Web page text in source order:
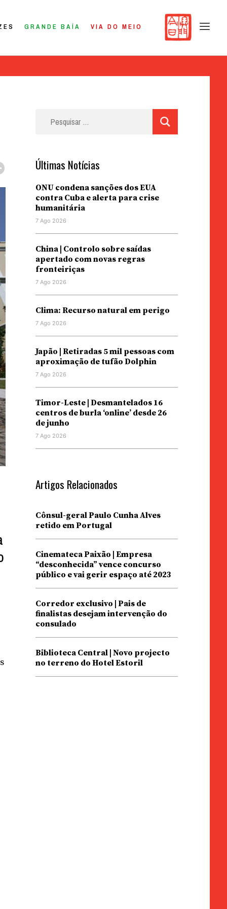
GRANDE BAÍA VIA DO MEIO
Últimas Notícias
ONU condena sanções dos EUA
contra Cuba e alerta para crise
humanitária
7 Ago 2026
China | Controlo sobre saídas
apertado com novas regras
fronteiriças
7 Ago 2026
Clima: Recurso natural em perigo
7 Ago 2026
Japão | Retiradas 5 mil pessoas com
aproximação de tufão Dolphin
7 Ago 2026
Timor-Leste | Desmantelados 16
centros de burla ‘online’ desde 26
de junho
7 Ago 2026
Artigos Relacionados
Cônsul-geral Paulo Cunha Alves
retido em Portugal
Cinemateca Paixão | Empresa
“desconhecida” vence concurso
público e vai gerir espaço até 2023
Corredor exclusivo | Pais de
finalistas desejam intervenção do
consulado
Biblioteca Central | Novo projecto
no terreno do Hotel Estoril